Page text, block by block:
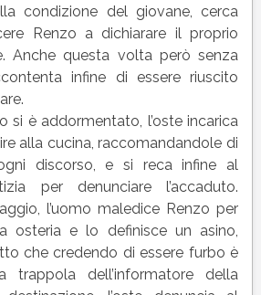
I
Promessi
Sposi
condizione del giovane, cerca
Renzo a dichiarare il proprio
Anche questa volta però senza
infine di essere riuscito
si è addormentato, l’oste incarica
alla cucina, raccomandandole di
discorso, e si reca infine al
per denunciare l’accaduto.
l’uomo maledice Renzo per
osteria e lo definisce un asino,
che credendo di essere furbo è
trappola dell’informatore della